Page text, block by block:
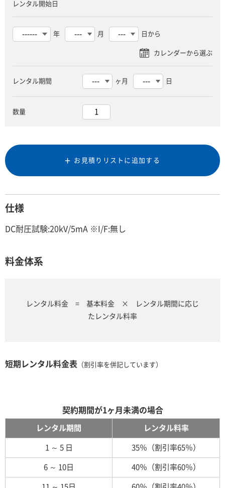
レンタル開始日
年 月 日から
レンタル期間 ヶ月 日
数量
お見積りリストに追加する
仕様
DC耐圧試験:20kV/5mA ※I/F:無し
料金体系
レンタル料金 = 基本料金 × レンタル期間に応じ
たレンタル料率
短期レンタル料金表 （割引率を併記しています）
契約期間が1ヶ月未満の場合
レンタル期間 レンタル料率
1 ～ 5 日 35％（割引率65％）
6 ～ 10日 40％（割引率60％）